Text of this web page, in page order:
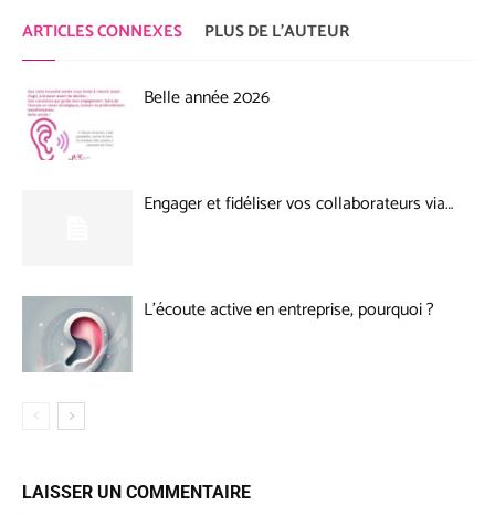
ARTICLES CONNEXES PLUS DE L'AUTEUR
Belle année 2026
Engager et fidéliser vos collaborateurs via…
L’écoute active en entreprise, pourquoi ?
LAISSER UN COMMENTAIRE